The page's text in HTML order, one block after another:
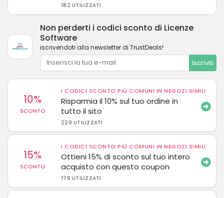
182 UTILIZZATI
Non perderti i codici sconto di Licenze
Software
iscrivendoti alla newsletter di TrustDeals!
Iscriviti
10%
SCONTO
I CODICI SCONTO PIÙ COMUNI IN NEGOZI SIMILI
Risparmia il 10% sul tuo ordine in
tutto il sito
229 UTILIZZATI
15%
SCONTO
I CODICI SCONTO PIÙ COMUNI IN NEGOZI SIMILI
Ottieni 15% di sconto sul tuo intero
acquisto con questo coupon
176 UTILIZZATI